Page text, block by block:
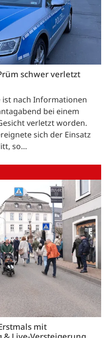
schwer verletzt
ist nach Informationen
bei einem
verletzt worden.
sich der Einsatz
so…
mit